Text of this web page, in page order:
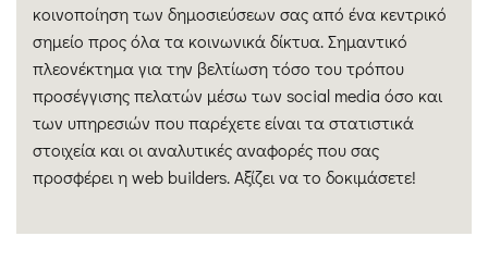
κοινοποίηση των δημοσιεύσεων σας από ένα κεντρικό
σημείο προς όλα τα κοινωνικά δίκτυα. Σημαντικό
πλεονέκτημα για την βελτίωση τόσο του τρόπου
προσέγγισης πελατών μέσω των social media όσο και
των υπηρεσιών που παρέχετε είναι τα στατιστικά
στοιχεία και οι αναλυτικές αναφορές που σας
προσφέρει η web builders. Αξίζει να το δοκιμάσετε!